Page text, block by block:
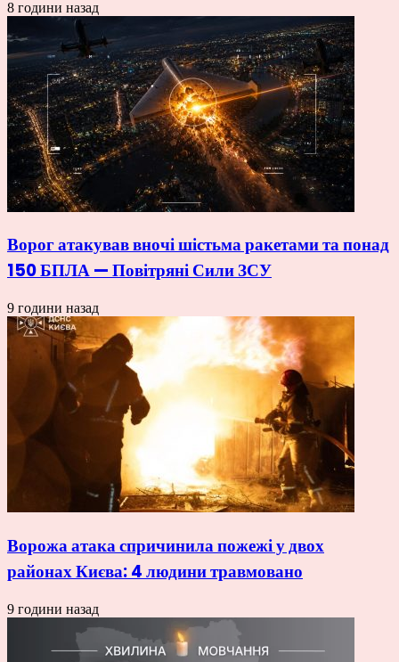
8 години назад
Ворог атакував вночі шістьма ракетами та понад
150 БПЛА — Повітряні Сили ЗСУ
9 години назад
Ворожа атака спричинила пожежі у двох
районах Києва: 4 людини травмовано
9 години назад